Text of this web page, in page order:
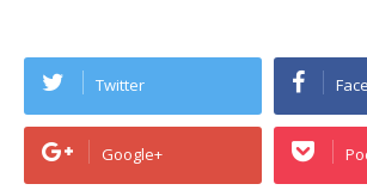
Twitter
Google+